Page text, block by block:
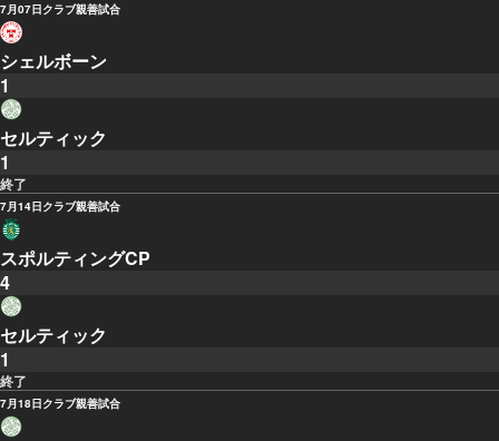
7月07日クラブ親善試合
シェルボーン
1
セルティック
1
終了
7月14日クラブ親善試合
スポルティングCP
4
セルティック
1
終了
7月18日クラブ親善試合